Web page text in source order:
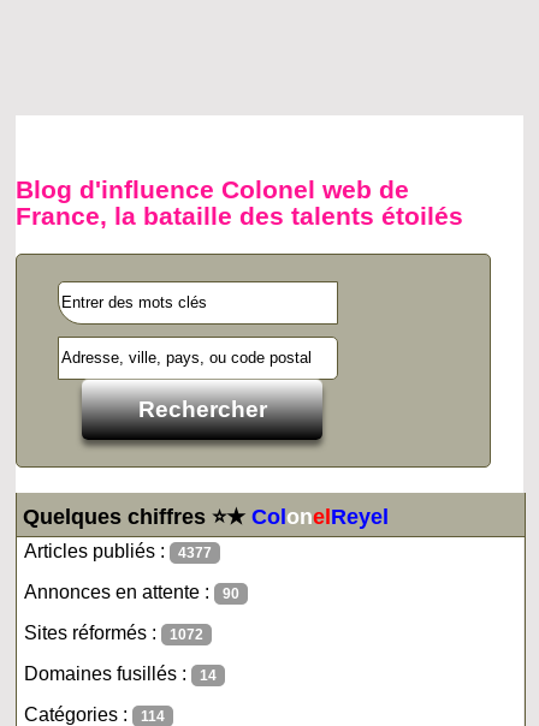
Blog d'influence Colonel web de
France, la bataille des talents étoilés
Quelques chiffres ⭐★ColonelReyel
Articles publiés : 4377
Annonces en attente : 90
Sites réformés : 1072
Domaines fusillés : 14
Catégories : 114